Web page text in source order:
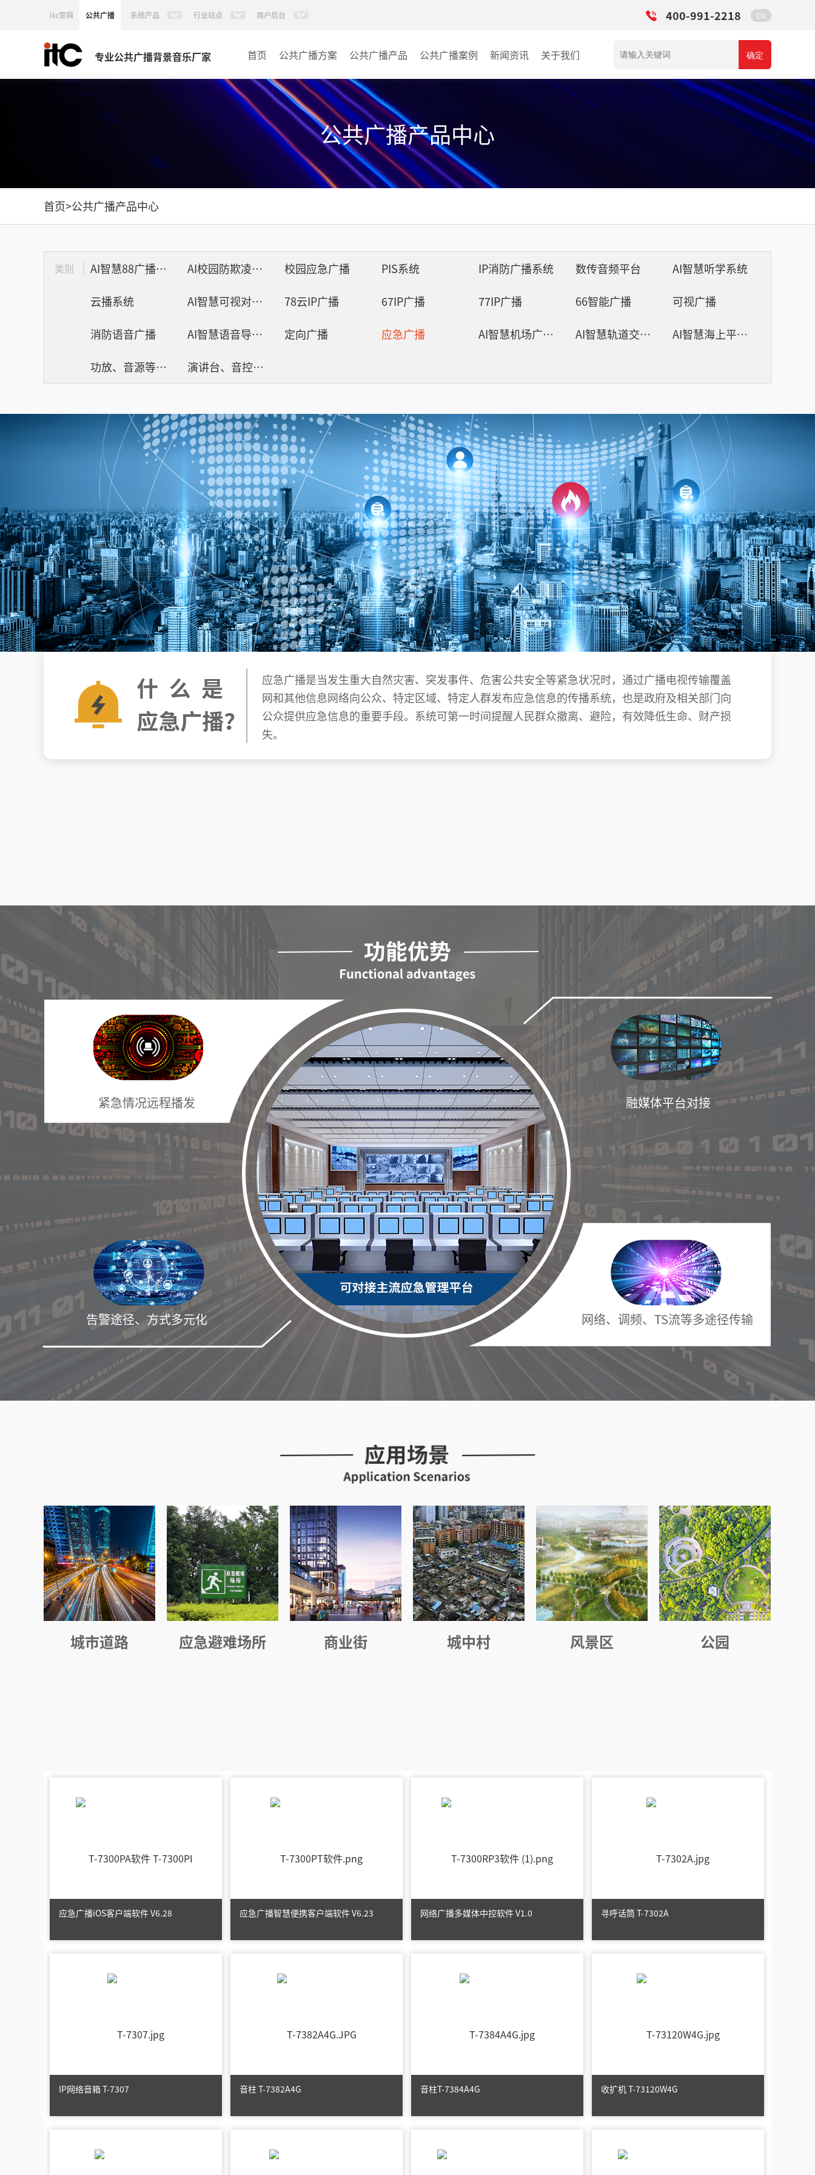
itc官网 公共广播 系统产品 行业站点 用户后台 400-991-2218 EN
专业公共广播背景音乐厂家 首页 公共广播方案 公共广播产品
AI智慧88广播系统
AI校园防欺凌系统
校园应急广播
PIS系统
AI智慧听学系统
云播系统
AI智慧可视对讲系统
67IP广播
77IP广播
66智能广播
可视广播
消防语音广播
AI智慧语音导览系统
定向广播
应急广播
AI智慧机场广播系统
AI智慧轨道交通广播系统
AI智慧海上平台广播系统
功放、音源等周边
公共广播案例
医院
景区
商场
新闻资讯 关于我们 确定
公共广播产品中心
首页>公共广播产品中心
类别 AI智慧88广播系统 AI校园防欺凌系统 校园应急广播 PIS系统 IP消防广播系统 数传音频平台 AI智慧听学系统
云播系统 AI智慧可视对讲系统 78云IP广播 67IP广播 77IP广播 66智能广播 可视广播
消防语音广播 AI智慧语音导览系统 定向广播 应急广播 AI智慧机场广播系统 AI智慧轨道交通广播系统 AI智慧海上平台广播系统
功放、音源等周边 演讲台、音控、话筒
应急广播是当发生重大自然灾害、突发事件、危害公共安全等紧急状况时，通过广播电视传输覆盖
网和其他信息网络向公众、特定区域、特定人群发布应急信息的传播系统，也是政府及相关部门向
公众提供应急信息的重要手段。系统可第一时间提醒人民群众撤离、避险，有效降低生命、财产损
失。
紧急情况远程播发 融媒体平台对接
告警途径、方式多元化 网络、调频、TS流等多途径传输
城市道路 应急避难场所 商业街 城中村 风景区 公园
应急广播iOS客户端软件 V6.28 应急广播智慧便携客户端软件 V6.23 网络广播多媒体中控软件 V1.0 寻呼话筒 T-7302A
IP网络音箱 T-7307 音柱 T-7382A4G 音柱T-7384A4G 收扩机 T-73120W4G